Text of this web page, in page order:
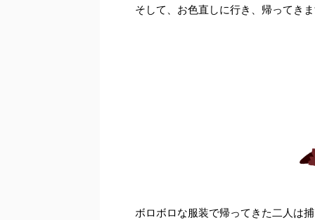
そして、お色直しに行き、帰ってき
ボロボロな服装で帰ってきた二人は